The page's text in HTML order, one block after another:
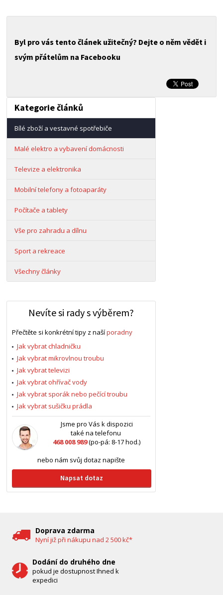
Byl pro vás tento článek užitečný? Dejte o něm vědět i
svým přátelům na Facebooku
Kategorie článků
Bílé zboží a vestavné spotřebiče
Malé elektro a vybavení domácnosti
Televize a elektronika
Mobilní telefony a fotoaparáty
Počítače a tablety
Vše pro zahradu a dílnu
Sport a rekreace
Všechny články
Nevíte si rady s výběrem?
Přečtěte si konkrétní tipy z našíporadny
Jak vybrat chladničku
Jak vybrat mikrovlnou troubu
Jak vybrat televizi
Jak vybrat ohřívač vody
Jak vybrat sporák nebo pečící troubu
Jak vybrat sušičku prádla
Jsme pro Vás k dispozici
také na telefonu
468 008 989(po-pá: 8-17 hod.)
nebo nám svůj dotaz napište
Napsat dotaz
Doprava zdarma
Nyní již při nákupu nad 2 500 kč*
Dodání do druhého dne
pokud je dostupnost Ihned k
expedici